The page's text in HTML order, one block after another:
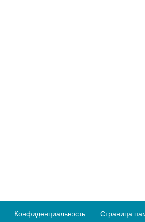
Конфиденциальность Страница